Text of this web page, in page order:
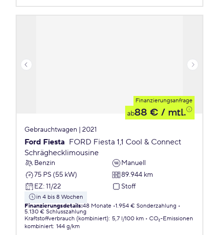
Finanzierungsanfrage
ab88 € / mtl.
Gebrauchtwagen | 2021
Ford Fiesta FORD Fiesta 1,1 Cool & Connect
Schräghecklimousine
Benzin
Manuell
75 PS (55 kW)
89.944 km
EZ: 11/22 Stoff
in 4 bis 8 Wochen
Finanzierungsdetails:48 Monate 1.954 € Sonderzahlung
5.130 € Schlusszahlung
Kraftstoffverbrauch (kombiniert): 5,7 l/100 km
CO₂-Emissionen
kombiniert: 144 g/km